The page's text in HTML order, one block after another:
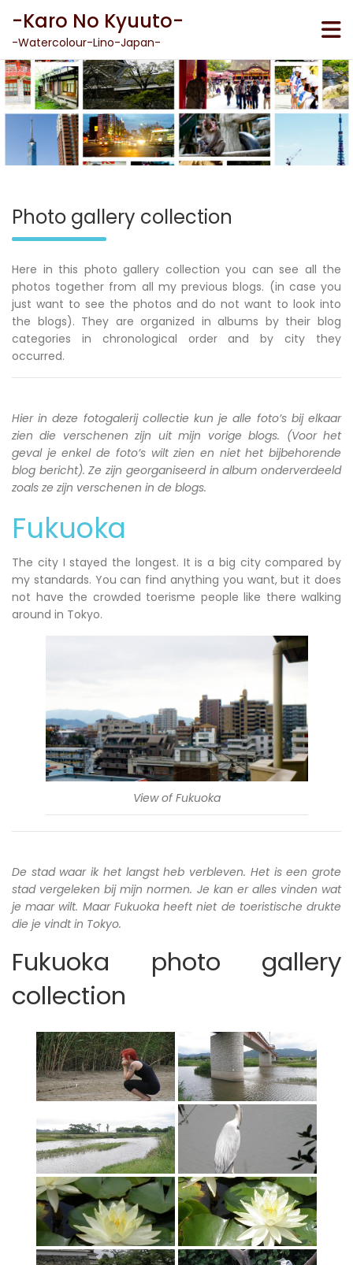
content
-Karo No Kyuuto-
-Watercolour-Lino-Japan-
Photo gallery collection
Here in this photo gallery collection you can see all the
photos together from all my previous blogs. (in case you
just want to see the photos and do not want to look into
the blogs). They are organized in albums by their blog
categories in chronological order and by city they
occurred.
Hier in deze fotogalerij collectie kun je alle foto’s bij elkaar
zien die verschenen zijn uit mijn vorige blogs. (Voor het
geval je enkel de foto’s wilt zien en niet het bijbehorende
blog bericht). Ze zijn georganiseerd in album onderverdeeld
zoals ze zijn verschenen in de blogs.
Fukuoka
The city I stayed the longest. It is a big city compared by
my standards. You can find anything you want, but it does
not have the crowded toerisme people like there walking
around in Tokyo.
View of Fukuoka
De stad waar ik het langst heb verbleven. Het is een grote
stad vergeleken bij mijn normen. Je kan er alles vinden wat
je maar wilt. Maar Fukuoka heeft niet de toeristische drukte
die je vindt in Tokyo.
Fukuoka photo gallery
collection